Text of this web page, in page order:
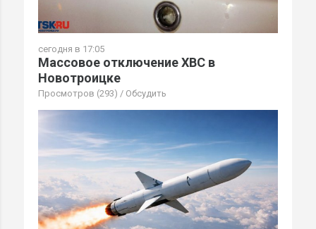
сегодня в 17:05
Массовое отключение ХВС в
Новотроицке
Просмотров (293) / Обсудить